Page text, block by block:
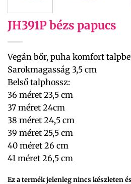
JH391P bézs papucs
Vegán bőr, puha komfort
Sarokmagasság 3,5 cm
Belső talphossz:
36 méret 23,5 cm
37 méret 24cm
38 méret 24,5 cm
39 méret 25,5 cm
40 méret 26 cm
41 méret 26,5 cm
Ez a termék jelenleg nincs készleten